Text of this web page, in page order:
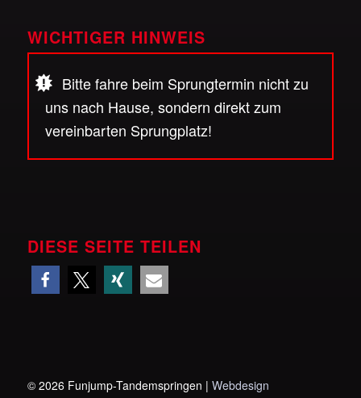
WICHTIGER HINWEIS
Bitte fahre beim Sprungtermin nicht zu
uns nach Hause, sondern direkt zum
vereinbarten Sprungplatz!
DIESE SEITE TEILEN
© 2026 Funjump-Tandemspringen | Webdesign